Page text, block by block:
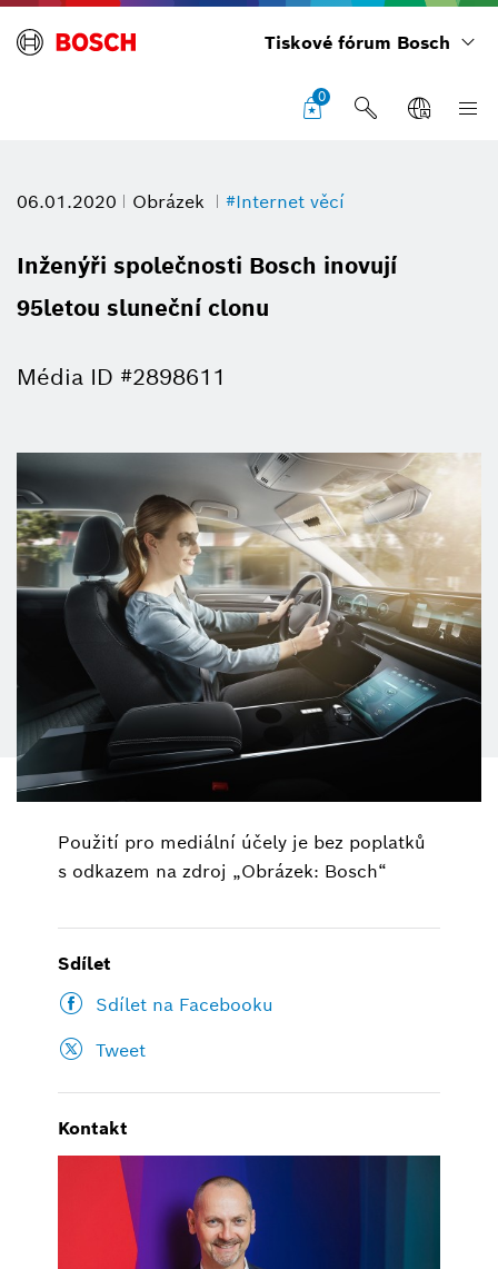
Tiskové fórum Bosch
0
06.01.2020 Obrázek #Internet věcí
Inženýři společnosti Bosch inovují
95letou sluneční clonu
Média ID #2898611
Použití pro mediální účely je bez poplatků
s odkazem na zdroj „Obrázek: Bosch“
Sdílet
Sdílet na Facebooku
Tweet
Kontakt